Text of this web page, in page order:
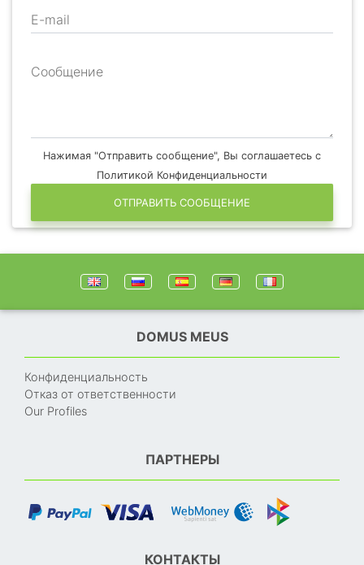
E-mail
Сообщение
Нажимая "Отправить сообщение", Вы соглашаетесь с
Политикой Конфиденциальности
ОТПРАВИТЬ СООБЩЕНИЕ
DOMUS MEUS
Конфиденциальность
Отказ от ответственности
Our Profiles
ПАРТНЕРЫ
КОНТАКТЫ